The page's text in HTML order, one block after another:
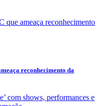
reconhecimento da